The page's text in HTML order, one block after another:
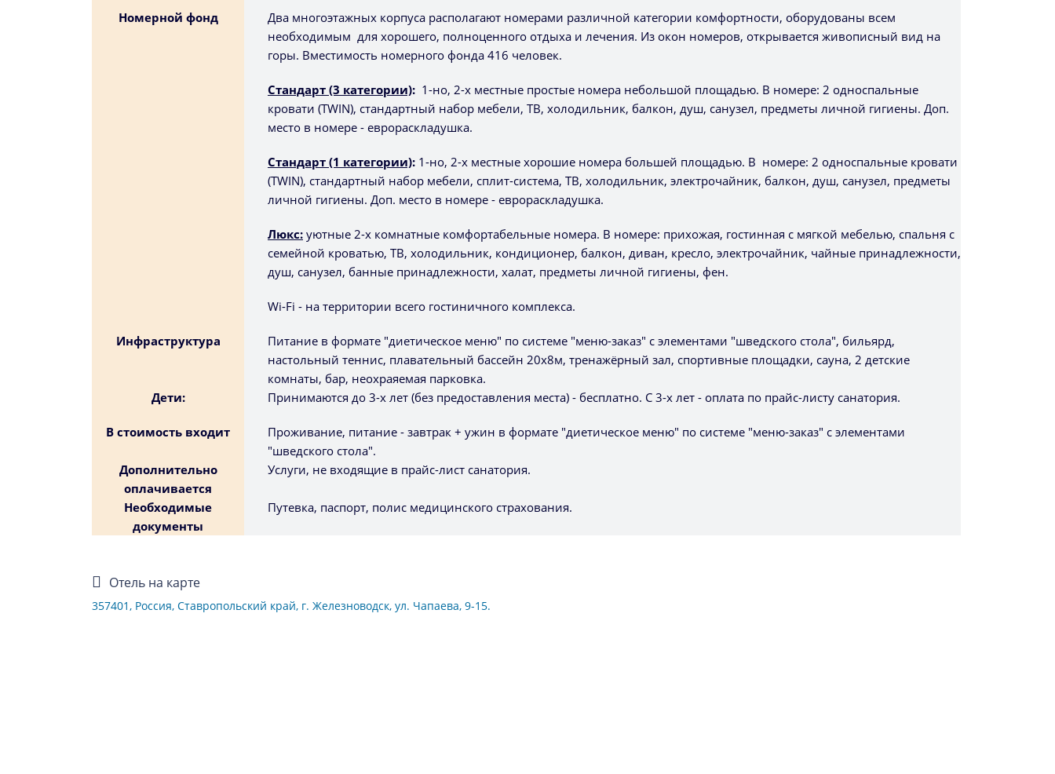
Номерной фонд
Два многоэтажных корпуса располагают номерами различной категории комфортности, оборудованы всем
необходимым для хорошего, полноценного отдыха и лечения. Из окон номеров, открывается живописный вид на
горы. Вместимость номерного фонда 416 человек.
Стандарт (3 категории): 1-но, 2-х местные простые номера небольшой площадью. В номере: 2 односпальные
кровати (TWIN), стандартный набор мебели, ТВ, холодильник, балкон, душ, санузел, предметы личной гигиены. Доп.
место в номере - еврораскладушка.
Стандарт (1 категории): 1-но, 2-х местные хорошие номера большей площадью. В номере: 2 односпальные кровати
(TWIN), стандартный набор мебели, сплит-система, ТВ, холодильник, электрочайник, балкон, душ, санузел, предметы
личной гигиены. Доп. место в номере - еврораскладушка.
Люкс: уютные 2-х комнатные комфортабельные номера. В номере: прихожая, гостинная с мягкой мебелью, спальня с
семейной кроватью, ТВ, холодильник, кондиционер, балкон, диван, кресло, электрочайник, чайные принадлежности,
душ, санузел, банные принадлежности, халат, предметы личной гигиены, фен.
Wi-Fi - на территории всего гостиничного комплекса.
Инфраструктура
Питание в формате "диетическое меню" по системе "меню-заказ" с элементами "шведского стола", бильярд,
настольный теннис, плавательный бассейн 20х8м, тренажёрный зал, спортивные площадки, сауна, 2 детские
комнаты, бар, неохраяемая парковка.
Дети:
Принимаются до 3-х лет (без предоставления места) - бесплатно. С 3-х лет - оплата по прайс-листу санатория.
В стоимость входит
Проживание, питание - завтрак + ужин в формате "диетическое меню" по системе "меню-заказ" с элементами
"шведского стола".
Дополнительно
оплачивается
Услуги, не входящие в прайс-лист санатория.
Необходимые
документы
Путевка, паспорт, полис медицинского страхования.
Отель на карте
357401, Россия, Ставропольский край, г. Железноводск, ул. Чапаева, 9-15.